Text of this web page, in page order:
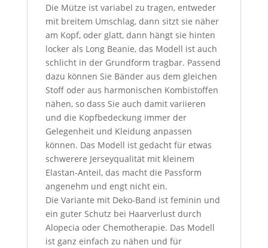
Die Mütze ist variabel zu tragen, entweder
mit breitem Umschlag, dann sitzt sie näher
am Kopf, oder glatt, dann hängt sie hinten
locker als Long Beanie, das Modell ist auch
schlicht in der Grundform tragbar. Passend
dazu können Sie Bänder aus dem gleichen
Stoff oder aus harmonischen Kombistoffen
nähen, so dass Sie auch damit variieren
und die Kopfbedeckung immer der
Gelegenheit und Kleidung anpassen
können. Das Modell ist gedacht für etwas
schwerere Jerseyqualität mit kleinem
Elastan-Anteil, das macht die Passform
angenehm und engt nicht ein.
Die Variante mit Deko-Band ist feminin und
ein guter Schutz bei Haarverlust durch
Alopecia oder Chemotherapie. Das Modell
ist ganz einfach zu nähen und für